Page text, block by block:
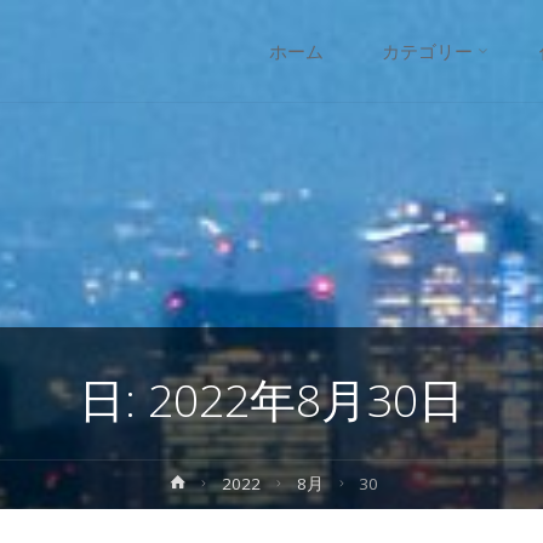
ツ
へ
ス
キ
ホーム カテゴリー
日:2022年8月30日
ホ
ー
2022 8月 30